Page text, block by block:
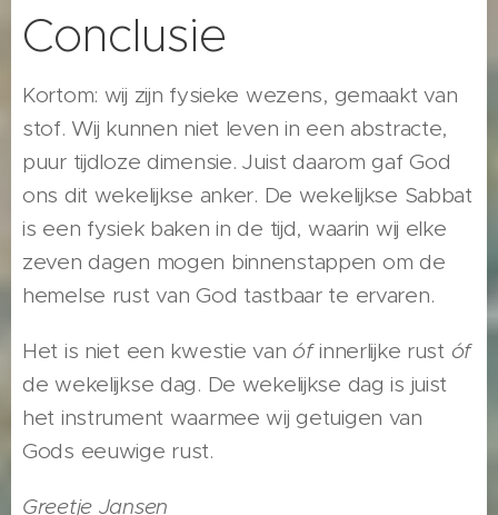
Conclusie
Kortom: wij zijn fysieke wezens, gemaakt van
stof. Wij kunnen niet leven in een abstracte,
puur tijdloze dimensie. Juist daarom gaf God
ons dit wekelijkse anker. De wekelijkse Sabbat
is een fysiek baken in de tijd, waarin wij elke
zeven dagen mogen binnenstappen om de
hemelse rust van God tastbaar te ervaren.
Het is niet een kwestie van ófinnerlijke rust óf
de wekelijkse dag. De wekelijkse dag is juist
het instrument waarmee wij getuigen van
Gods eeuwige rust.
Greetje Jansen